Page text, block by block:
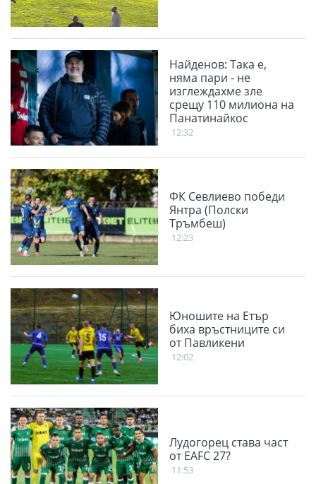
Найденов: Така е,
няма пари - не
изглеждахме зле
срещу 110 милиона на
Панатинайкос
12:32
ФК Севлиево победи
Янтра (Полски
Тръмбеш)
12:23
Юношите на Етър
биха връстниците си
от Павликени
12:02
Лудогорец става част
от EAFC 27?
11:53